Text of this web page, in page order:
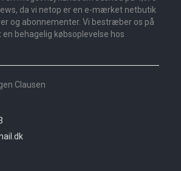
da vi netop er en e-mærket netbutik
og abonnementer. Vi bestræber os på
behagelig købsoplevelse hos
Clausen